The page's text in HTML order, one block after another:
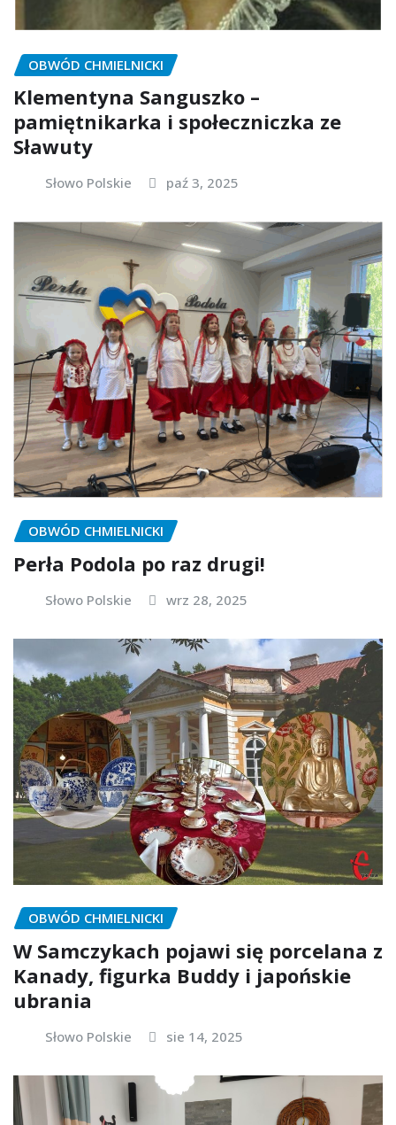
OBWÓD CHMIELNICKI
Klementyna Sanguszko –
pamiętnikarka i społeczniczka ze
Sławuty
Słowo Polskie paź 3, 2025
OBWÓD CHMIELNICKI
Perła Podola po raz drugi!
Słowo Polskie wrz 28, 2025
OBWÓD CHMIELNICKI
W Samczykach pojawi się porcelana z
Kanady, figurka Buddy i japońskie
ubrania
Słowo Polskie sie 14, 2025